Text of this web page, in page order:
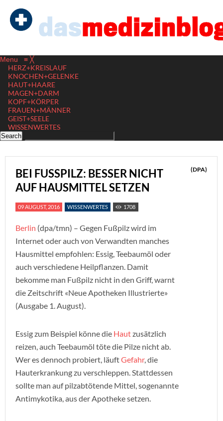
Menu ≡ ╳
HERZ+KREISLAUF
KNOCHEN+GELENKE
HAUT+HAARE
MAGEN+DARM
KOPF+KÖRPER
FRAUEN+MÄNNER
GEIST+SEELE
WISSENWERTES
BEI FUSSPILZ: BESSER NICHT A
UF HAUSMITTEL SETZEN
(DPA)
09 AUGUST, 2016 WISSENWERTES 1708
Berlin (dpa/tmn) – Gegen Fußpilz wird im
Internet oder auch von Verwandten manches
Hausmittel empfohlen: Essig, Teebaumöl oder
auch verschiedene Heilpflanzen. Damit
bekomme man Fußpilz nicht in den Griff, warnt
die Zeitschrift «Neue Apotheken Illustrierte»
(Ausgabe 1. August).
Essig zum Beispiel könne die Hautzusätzlich
reizen, auch Teebaumöl töte die Pilze nicht ab.
Wer es dennoch probiert, läuftGefahr, die
Hauterkrankung zu verschleppen. Stattdessen
sollte man auf pilzabtötende Mittel, sogenannte
Antimykotika, aus der Apotheke setzen.